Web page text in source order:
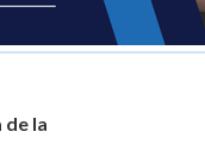
de la